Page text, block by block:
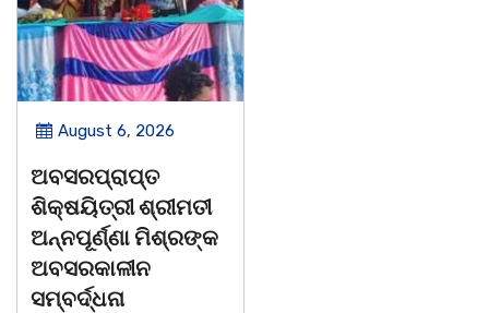
August 6, 2026
ଅବସରପ୍ରାପ୍ତ
ଶିକ୍ଷୟିତ୍ରୀ ଶ୍ରୀମତୀ
ଅନ୍ନପୂର୍ଣ୍ଣା ମିଶ୍ରଙ୍କ
ଅବସରକାଳୀନ
ସମ୍ବର୍ଦ୍ଧନା